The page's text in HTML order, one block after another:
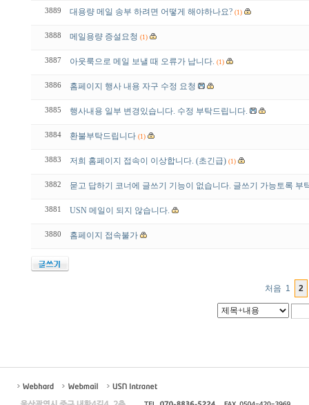
3889 대용량 메일 송부 하려면 어떻게 해야하나요? (1)
3888 메일용량 증설요청 (1)
3887 아웃룩으로 메일 보낼 때 오류가 납니다. (1)
3886 홈페이지 행사 내용 자구 수정 요청
3885 행사내용 일부 변경있습니다. 수정 부탁드립니다.
3884 환불부탁드립니다 (1)
3883 저희 홈페이지 접속이 이상합니다. (초긴급) (1)
3882 묻고 답하기 코너에 글쓰기 기능이 없습니다. 글쓰기 가능토록
3881 USN 메일이 되지 않습니다.
3880 홈페이지 접속불가
처음 1 2